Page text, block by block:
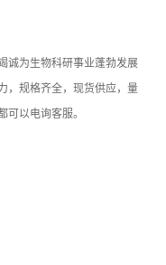
诚为生物科研事业蓬勃发展
，规格齐全，现货供应，量
可以电询客服。